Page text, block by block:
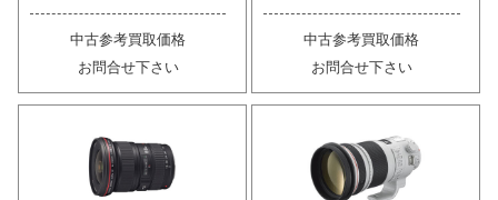
中古参考買取価格
お問合せ下さい
中古参考買取価格
お問合せ下さい